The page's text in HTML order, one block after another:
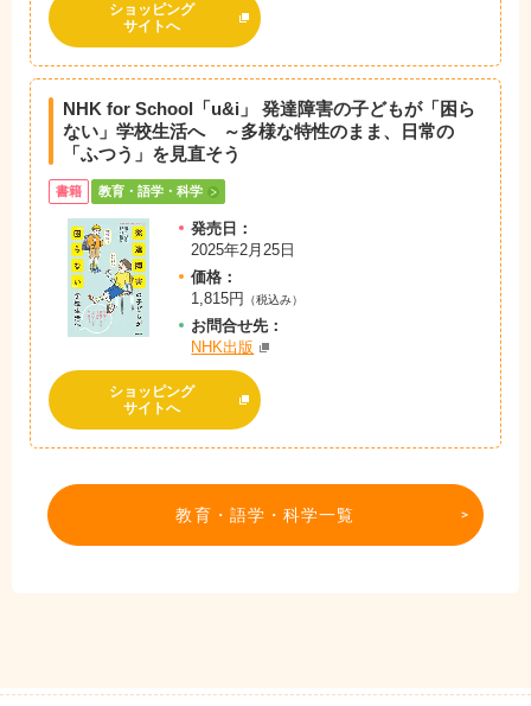
ショッピング
サイトへ
NHK for School「u&i」 発達障害の子どもが「困ら
ない」学校生活へ ～多様な特性のまま、日常の
「ふつう」を見直そう
書籍 教育・語学・科学
発売日：
2025年2月25日
価格：
1,815円
（税込み）
お問合せ先：
NHK出版
ショッピング
サイトへ
教育・語学・科学一覧